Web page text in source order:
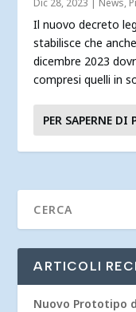
Il nuovo decreto
stabilisce che
dicembre 2023
compresi quelli in
PER SAPERNE DI
ARTICOLI
Nuovo Prototipo